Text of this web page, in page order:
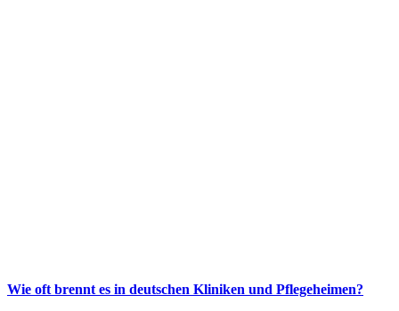
Wie oft brennt es in deutschen Kliniken und Pflegeheimen?